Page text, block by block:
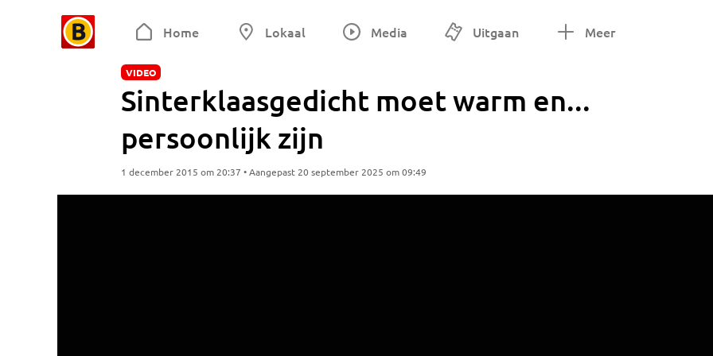
Home Lokaal Media Uitgaan Meer
VIDEO
Sinterklaasgedicht moet warm en...
persoonlijk zijn
1 december 2015 om 20:37 • Aangepast 20 september 2025 om 09:49